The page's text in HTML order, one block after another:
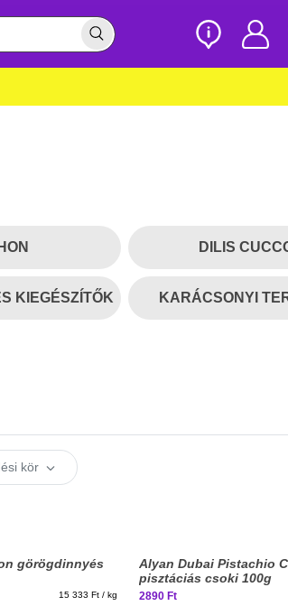
DILIS
KIEGÉSZÍTŐK KARÁCSONYI
kör
görögdinnyés
15 333 Ft / kg
Alyan Dubai Pistachio
pisztáciás csoki 100g
2890 Ft